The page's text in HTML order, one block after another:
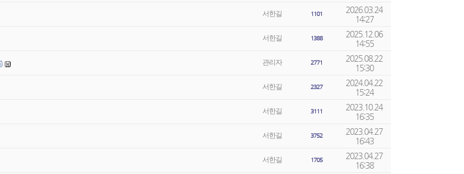
서한길 1101
2026.03.24
14:27
서한길 1388
2025.12.06
14:55
관리자 2771
2025.08.22
15:30
서한길 2327
2024.04.22
15:24
서한길 3111
2023.10.24
16:35
서한길 3752
2023.04.27
16:43
서한길 1705
2023.04.27
16:38